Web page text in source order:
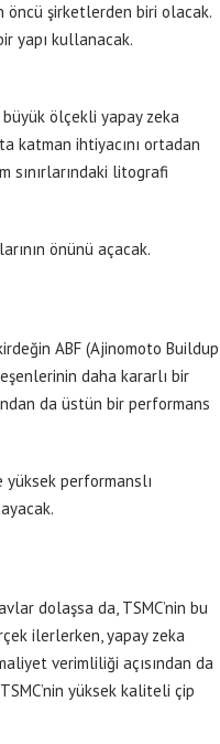
öncü şirketlerden biri olacak.
yapı kullanacak.
ölçekli yapay zeka
katman ihtiyacını ortadan
sınırlarındaki litografi
önünü açacak.
ABF (Ajinomoto Buildup
daha kararlı bir
da üstün bir performans
yüksek performanslı
dolaşsa da, TSMC’nin bu
ilerlerken, yapay zeka
verimliliği açısından da
yüksek kaliteli çip